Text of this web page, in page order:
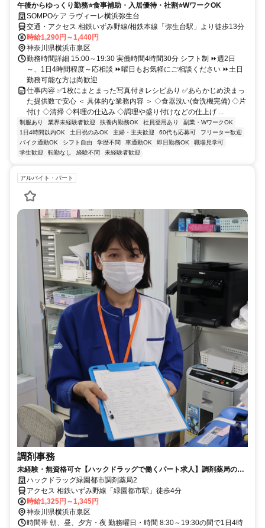
午後からゆっくり勤務⭐食事補助・入居優待・社割⭐WワークOK
SOMPOケア ラヴィーレ横浜弥生台
交通・アクセス 相鉄いずみ野線/相鉄本線「弥生台駅」より徒歩13分
時給1,290円～1,440円
神奈川県横浜市泉区
勤務時間詳細 15:00～19:30 実働時間4時間30分 シフト制 ⏩週2日
～、1日4時間程度～応相談 ⏩曜日もお気軽にご相談ください ⏩土日
勤務可能な方は尚歓迎
仕事内容 ✅1枚にまとまった写真付きレシピあり ✅あらかじめ決まっ
た提供数で安心 ＜ 具体的な業務内容 ＞ ◇食器洗い(食洗機完備) ◇片
付け ◇清掃 ◇料理の仕込み ◇調理や盛り付けなどの仕上げ ...
制服あり 業界未経験者歓迎 扶養内勤務OK 社員登用あり
副業・WワークOK
1日4時間以内OK
土日祝のみOK 主婦・主夫歓迎 60代も応募可
フリーター歓迎
バイク通勤OK
シフト自由 学歴不問 車通勤OK 即日勤務OK
職場見学可
学生歓迎
転勤なし 経験不問 未経験者歓迎
アルバイト・パート
調剤事務
未経験・無資格可☆【ハックドラッグで働くパート求人】調剤薬局の調
剤事務
ハックドラッグ緑園都市調剤薬局2
アクセス 相鉄いずみ野線「緑園都市駅」徒歩4分
時給1,325円～1,345円
神奈川県横浜市泉区
時間帯 朝、昼、夕方・夜 勤務曜日・時間 8:30～19:30の間で1日4時